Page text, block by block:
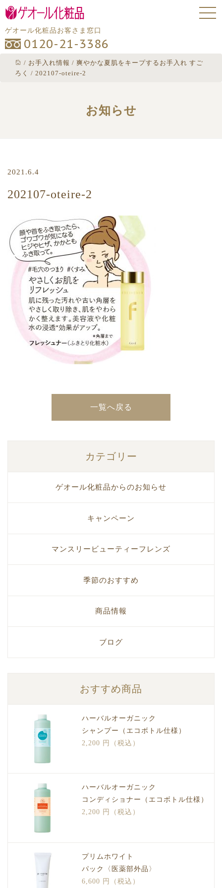
ゲオール化粧品お客さま窓口
0120-21-3386
/ お手入れ情報 / 爽やかな夏肌をキープするお手入れ すご
ろく
/ 202107-oteire-2
お知らせ
2021.6.4
202107-oteire-2
一覧へ戻る
カテゴリー
ゲオール化粧品からのお知らせ
キャンペーン
マンスリービューティーフレンズ
季節のおすすめ
商品情報
ブログ
おすすめ商品
ハーバルオーガニック
シャンプー（エコボトル仕様）
2,200 円（税込）
ハーバルオーガニック
コンディショナー（エコボトル仕様）
2,200 円（税込）
プリムホワイト
パック〈医薬部外品〉
6,600 円（税込）